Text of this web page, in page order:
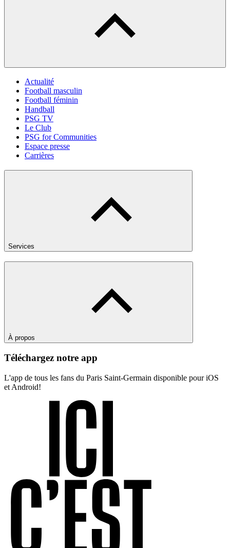
Actualité
Football masculin
Football féminin
Handball
PSG TV
Le Club
PSG for Communities
Espace presse
Carrières
Services
À propos
Téléchargez notre app
L'app de tous les fans du Paris Saint-Germain disponible pour iOS
et Android!